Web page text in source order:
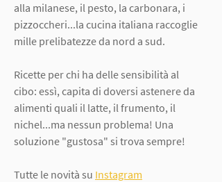
alla milanese, il pesto, la carbonara, i
pizzoccheri...la cucina italiana raccoglie
mille prelibatezze da nord a sud.
Ricette per chi ha delle sensibilità al
cibo: essì, capita di doversi astenere da
alimenti quali il latte, il frumento, il
nichel...ma nessun problema! Una
soluzione "gustosa" si trova sempre!
Tutte le novità su Instagram